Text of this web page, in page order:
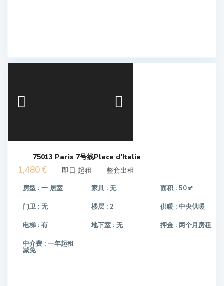
75013 Paris 7号线Place d’Italie
1,480 € 即日 起租 整套出租
房型 : 一 居室 家具 :无 面积 : 50㎡
门卫 : 无 楼层 :2 供暖 : 中央供暖
电梯 : 有 地下室 :无 押金 : 两个月房租
中介费 : 一年起租
减免